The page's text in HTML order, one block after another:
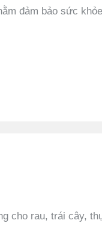
đảm bảo sức
cho rau, trái cây,